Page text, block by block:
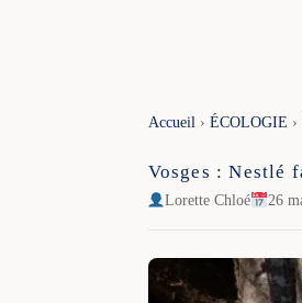
Accueil › ÉCOLOGIE ›
Vosges : Nestlé
Lorette Chloé 26